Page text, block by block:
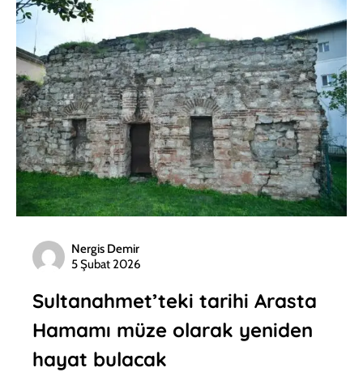
Nergis Demir
5 Şubat 2026
Sultanahmet’teki tarihi Arasta
Hamamı müze olarak yeniden
hayat bulacak